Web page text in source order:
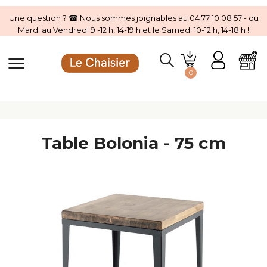
Une question ? ☎ Nous sommes joignables au 04 77 10 08 57 - du
Mardi au Vendredi 9 -12 h, 14-19 h et le Samedi 10-12 h, 14-18 h !
menu 0
Table Bolonia - 75 cm